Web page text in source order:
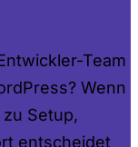
Team
Wenn
Setup,
entscheidet